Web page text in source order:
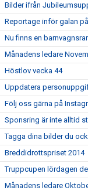
Bilder ifrån
Reportage inför galan
Nu finns en
Månadens ledare
Höstlov vecka 44
Uppdatera
Följ oss gärna på
Sponsring är inte alltid
Tagga dina bilder du
Breddidrottspriset 2014
Truppcupen lördagen
Månadens ledare